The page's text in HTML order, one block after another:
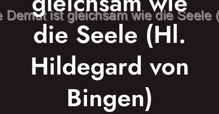
die Seele (Hl.
Hildegard von
Bingen)